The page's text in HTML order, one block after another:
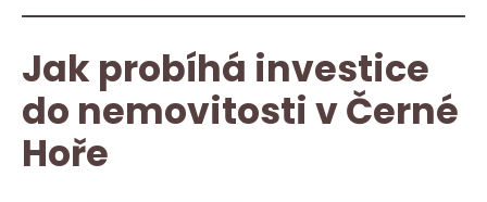
Jak probíhá investice
do nemovitosti v Černé
Hoře